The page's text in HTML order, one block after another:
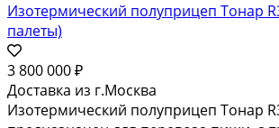
Изотермический полуприцеп Тонар
палеты)
3 800 000 ₽
Доставка из г.Москва
Изотермический полуприцеп Тонар